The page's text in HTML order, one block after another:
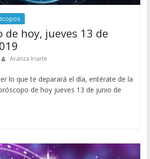
de hoy, jueves 13 de
Aranza Iriarte
lo que te deparará el día, entérate de la
de hoy jueves 13 de junio de